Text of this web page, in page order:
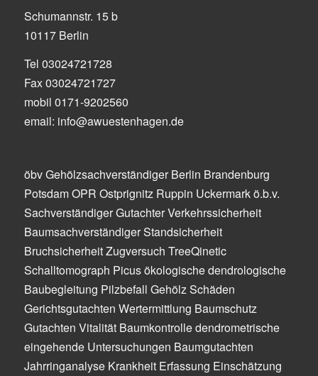
Schumannstr. 15 b
10117 Berlin
Tel 03024721728
Fax 03024721727
mobil 0171-9202560
email: info@awuestenhagen.de
öbv Gehölzsachverständiger Berlin Brandenburg
Potsdam OPR Ostprignitz Ruppin Uckermark ö.b.v.
Sachverständiger Gutachter Verkehrssicherheit
Baumsachverständiger Standsicherheit
Bruchsicherheit Zugversuch TreeQinetic
Schalltomograph Picus ökologische dendrologische
Baubegleitung Pilzbefall Gehölz Schäden
Gerichtsgutachten Wertermittlung Baumschutz
Gutachten Vitalität Baumkontrolle dendrometrische
eingehende Untersuchungen Baumgutachten
Jahrringanalyse Krankheit Erfassung Einschätzung